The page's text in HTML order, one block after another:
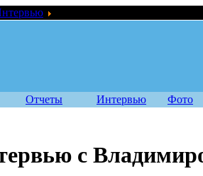
Отчеты Интервью Фото
с